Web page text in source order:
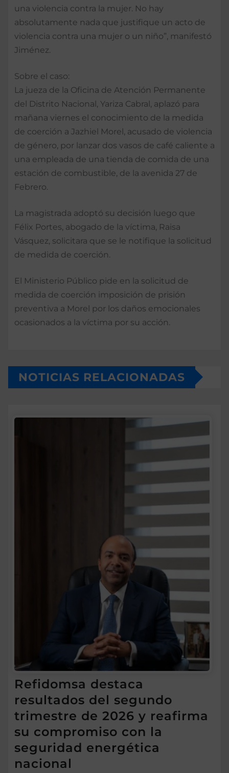
una violencia contra la mujer. No hay
absolutamente nada que justifique un acto de
violencia contra una mujer o un niño”, manifestó
Jiménez.
Sobre el caso:
La jueza de la Oficina de Atención Permanente
del Distrito Nacional, Yariza Cabral, aplazó para
mañana viernes el conocimiento de la medida
de coerción a Jazhiel Morel, acusado de violencia
de género, por lanzar dos vasos de café caliente a
una empleada de una tienda de comida de una
estación de combustible, de la avenida 27 de
Febrero.
La magistrada adoptó su decisión luego que
Félix Portes, abogado de la víctima, Raisa
Vásquez, solicitara que se le notifique la solicitud
de medida de coerción.
El Ministerio Público pide en la solicitud de
medida de coerción imposición de prisión
preventiva a Morel por los daños emocionales
ocasionados a la víctima por su acción.
NOTICIAS RELACIONADAS
Refidomsa destaca
resultados del segundo
trimestre de 2026 y reafirma
su compromiso con la
seguridad energética
nacional